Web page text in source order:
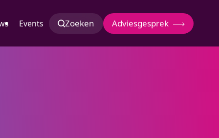
Events Zoeken Adviesgesprek